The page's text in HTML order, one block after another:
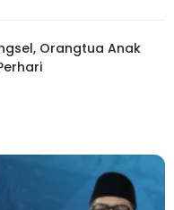
Orangtua Anak